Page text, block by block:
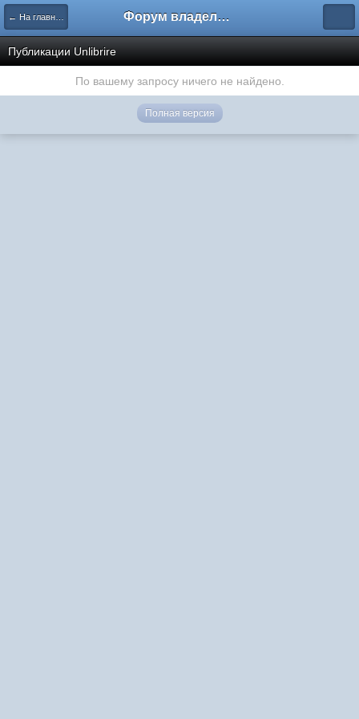
← На главную Форум владельцев интернет-магазинов
Публикации Unlibrire
По вашему запросу ничего не найдено.
Полная версия